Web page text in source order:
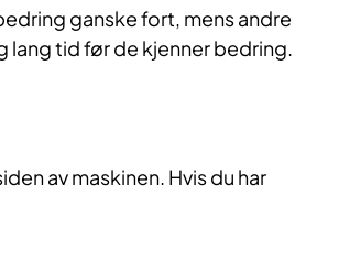
ganske fort, mens andre
lang tid før de kjenner bedring.
av maskinen. Hvis du har